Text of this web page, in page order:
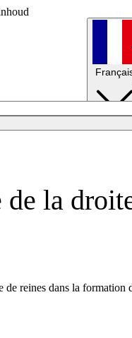
la
reines dans la